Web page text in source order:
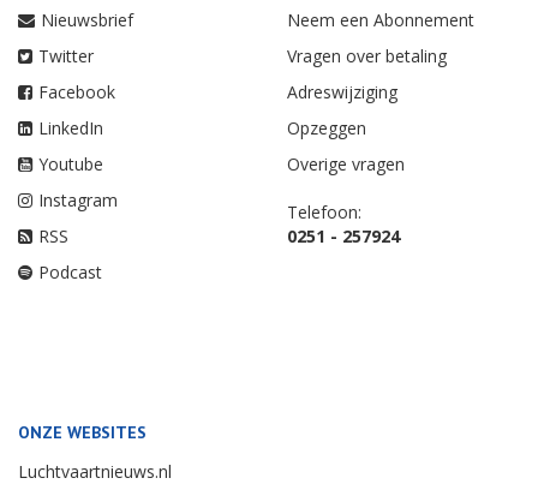
Nieuwsbrief
Twitter
Facebook
LinkedIn
Youtube
Instagram
RSS
Podcast
Neem een Abonnement
Vragen over betaling
Adreswijziging
Opzeggen
Overige vragen
Telefoon:
0251 - 257924
ONZE WEBSITES
Luchtvaartnieuws.nl